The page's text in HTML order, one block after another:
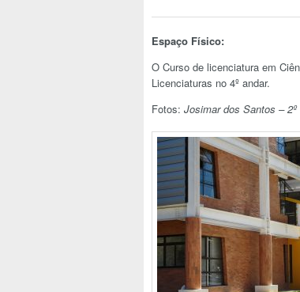
Espaço Físico:
O Curso de licenciatura em
Licenciaturas no 4º andar.
Fotos: Josimar dos Santos –